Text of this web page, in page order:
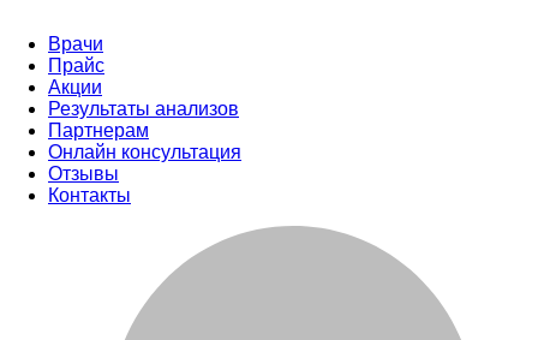
Врачи
Прайс
Акции
Результаты анализов
Партнерам
Онлайн консультация
Отзывы
Контакты